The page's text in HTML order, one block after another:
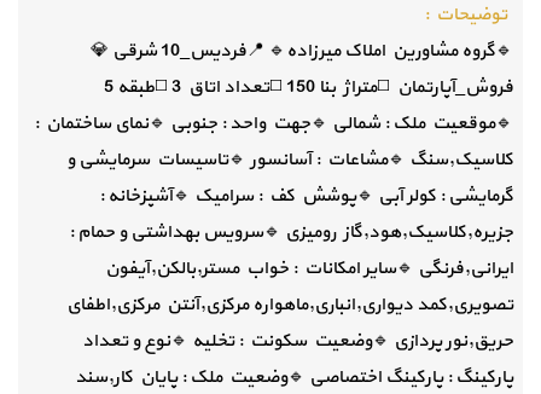
توضيحات :
🔹️گروه مشاورین املاک میرزاده🔹️ 📍فردیس_10 شرقی 💎
فروش_آپارتمان ◻️متراژ بنا 150 ◻️تعداد اتاق 3 ◻️طبقه 5
🔹️موقعیت ملک : شمالی 🔹️جهت واحد : جنوبی 🔹️نمای ساختمان :
کلاسیک,سنگ 🔹️مشاعات : آسانسور 🔹️تاسیسات سرمایشی و
گرمایشی : کولر آبی 🔹️پوشش کف : سرامیک 🔹️آشپزخانه :
جزیره,کلاسیک,هود,گاز رومیزی 🔹️سرویس بهداشتی و حمام :
ایرانی,فرنگی 🔹️سایر امکانات : خواب مستر,بالکن,آیفون
تصویری,کمد دیواری,انباری,ماهواره مرکزی,آنتن مرکزی,اطفای
حریق,نور پردازی 🔹️وضعیت سکونت : تخلیه 🔹️نوع و تعداد
پارکینگ : پارکینگ اختصاصی 🔹️وضعیت ملک : پایان کار,سند